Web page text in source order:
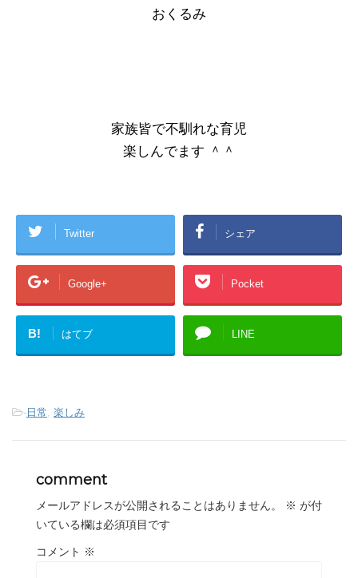
おくるみ
家族皆で不馴れな育児
楽しんでます ＾＾
Twitter シェア
Google+ Pocket
B! はてブ LINE
-日常 楽しみ
comment
メールアドレスが公開されることはありません。 ※ が付
いている欄は必須項目です
コメント ※